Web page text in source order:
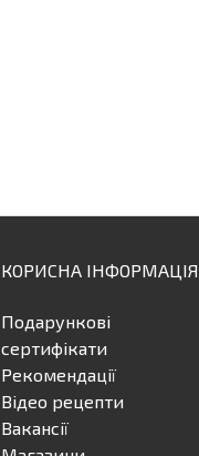
КОРИСНА ІНФОРМАЦІЯ
Подарункові
сертифікати
Рекомендації
Відео рецепти
Вакансії